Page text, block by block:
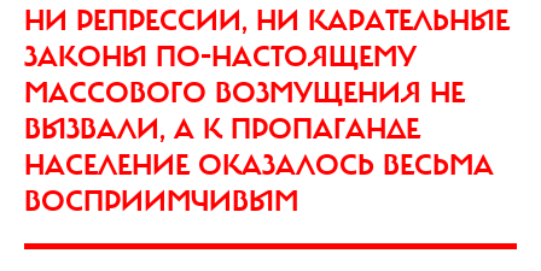
НИ РЕПРЕССИИ, НИ КАРАТЕЛЬНЫЕ
ЗАКОНЫ ПО-НАСТОЯЩЕМУ
МАССОВОГО ВОЗМУЩЕНИЯ НЕ
ВЫЗВАЛИ, А К ПРОПАГАНДЕ
НАСЕЛЕНИЕ ОКАЗАЛОСЬ ВЕСЬМА
ВОСПРИИМЧИВЫМ